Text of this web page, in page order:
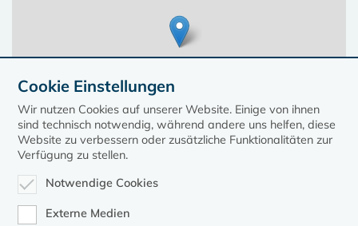
Cookie Einstellungen
Wir nutzen Cookies auf unserer Website. Einige von ihnen
sind technisch notwendig, während andere uns helfen, diese
Website zu verbessern oder zusätzliche Funktionalitäten zur
Verfügung zu stellen.
Notwendige Cookies
Externe Medien